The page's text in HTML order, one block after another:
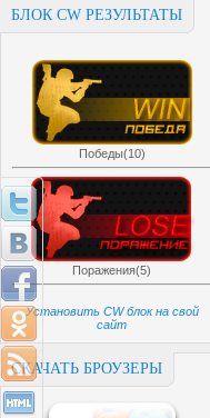
БЛОК CW РЕЗУЛЬТАТЫ
Победы(10)
Поражения(5)
Установить CW блок на свой
сайт
СКАЧАТЬ БРОУЗЕРЫ